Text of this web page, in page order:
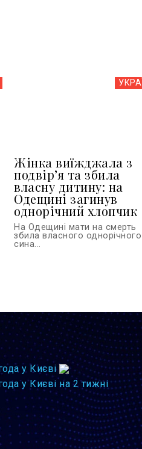
Жінка виїжджала з
подвір’я та збила
власну дитину: на
Одещині загинув
однорічний хлопчик
На Одещині мати на смерть
збила власного однорічного
сина...